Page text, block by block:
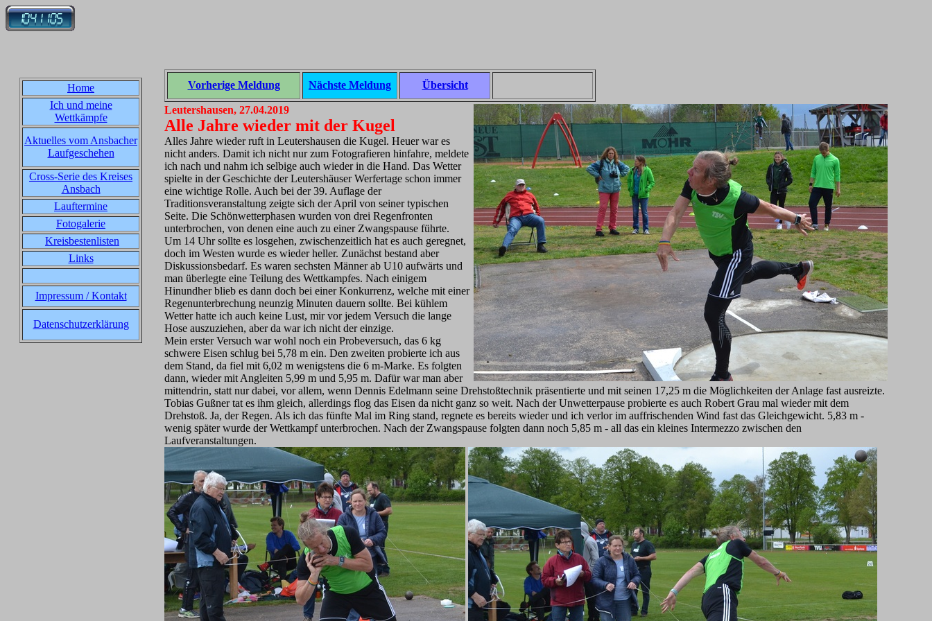
Home
Ich und meine
Wettkämpfe
Aktuelles vom Ansbacher
Laufgeschehen
Cross-Serie des Kreises
Ansbach
Lauftermine
Fotogalerie
Kreisbestenlisten
Links
Impressum / Kontakt
Datenschutzerklärung
Vorherige Meldung Nächste Meldung Übersicht
Leutershausen, 27.04.2019
Alle Jahre wieder mit der Kugel
Alles Jahre wieder ruft in Leutershausen die Kugel. Heuer war es
nicht anders. Damit ich nicht nur zum Fotografieren hinfahre, meldete
ich nach und nahm ich selbige auch wieder in die Hand. Das Wetter
spielte in der Geschichte der Leutershäuser Werfertage schon immer
eine wichtige Rolle. Auch bei der 39. Auflage der
Traditionsveranstaltung zeigte sich der April von seiner typischen
Seite. Die Schönwetterphasen wurden von drei Regenfronten
unterbrochen, von denen eine auch zu einer Zwangspause führte.
Um 14 Uhr sollte es losgehen, zwischenzeitlich hat es auch geregnet,
doch im Westen wurde es wieder heller. Zunächst bestand aber
Diskussionsbedarf. Es waren sechsten Männer ab U10 aufwärts und
man überlegte eine Teilung des Wettkampfes. Nach einigem
Hinundher blieb es dann doch bei einer Konkurrenz, welche mit einer
Regenunterbrechung neunzig Minuten dauern sollte. Bei kühlem
Wetter hatte ich auch keine Lust, mir vor jedem Versuch die lange
Hose auszuziehen, aber da war ich nicht der einzige.
Mein erster Versuch war wohl noch ein Probeversuch, das 6 kg
schwere Eisen schlug bei 5,78 m ein. Den zweiten probierte ich aus
dem Stand, da fiel mit 6,02 m wenigstens die 6 m-Marke. Es folgten
dann, wieder mit Angleiten 5,99 m und 5,95 m. Dafür war man aber
mittendrin, statt nur dabei, vor allem, wenn Dennis Edelmann seine Drehstoßtechnik präsentierte und mit seinen 17,25 m die Möglichkeiten der Anlage fast ausreizte.
Tobias Gußner tat es ihm gleich, allerdings flog das Eisen da nicht ganz so weit. Nach der Unwetterpause probierte es auch Robert Grau mal wieder mit dem
Drehstoß. Ja, der Regen. Als ich das fünfte Mal im Ring stand, regnete es bereits wieder und ich verlor im auffrischenden Wind fast das Gleichgewicht. 5,83 m -
wenig später wurde der Wettkampf unterbrochen. Nach der Zwangspause folgten dann noch 5,85 m - all das ein kleines Intermezzo zwischen den
Laufveranstaltungen.